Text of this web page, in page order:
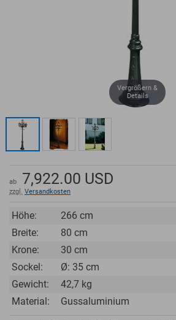
Vergrößern &
Details
ab 7,922.00 USD
zzgl. Versandkosten
Höhe:
266 cm
Breite:
80 cm
Krone:
30 cm
Sockel:
Ø: 35 cm
Gewicht:
42,7 kg
Material:
Gussaluminium